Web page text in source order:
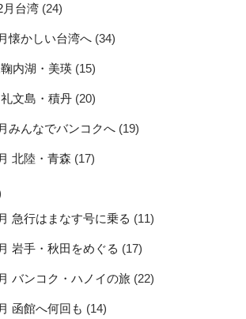
月台湾 (24)
懐かしい台湾へ (34)
内湖・美瑛 (15)
文島・積丹 (20)
みんなでバンコクへ (19)
北陸・青森 (17)
急行はまなす号に乗る (11)
岩手・秋田をめぐる (17)
バンコク・ハノイの旅 (22)
函館へ何回も (14)